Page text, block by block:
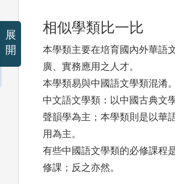
相似學類比一比
本學類主要在培育國內外華語
廣、實務應用之人才。
本學類易與中國語文學類混淆。
中文語文學類：以中國古典文
聲韻學為主；本學類則是以華
用為主。
有些中國語文學類的必修課程
修課；反之亦然。
展
開